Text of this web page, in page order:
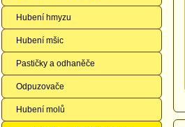
Hubení hmyzu
Hubení mšic
Pastičky a odhaněče
Odpuzovače
Hubení molů